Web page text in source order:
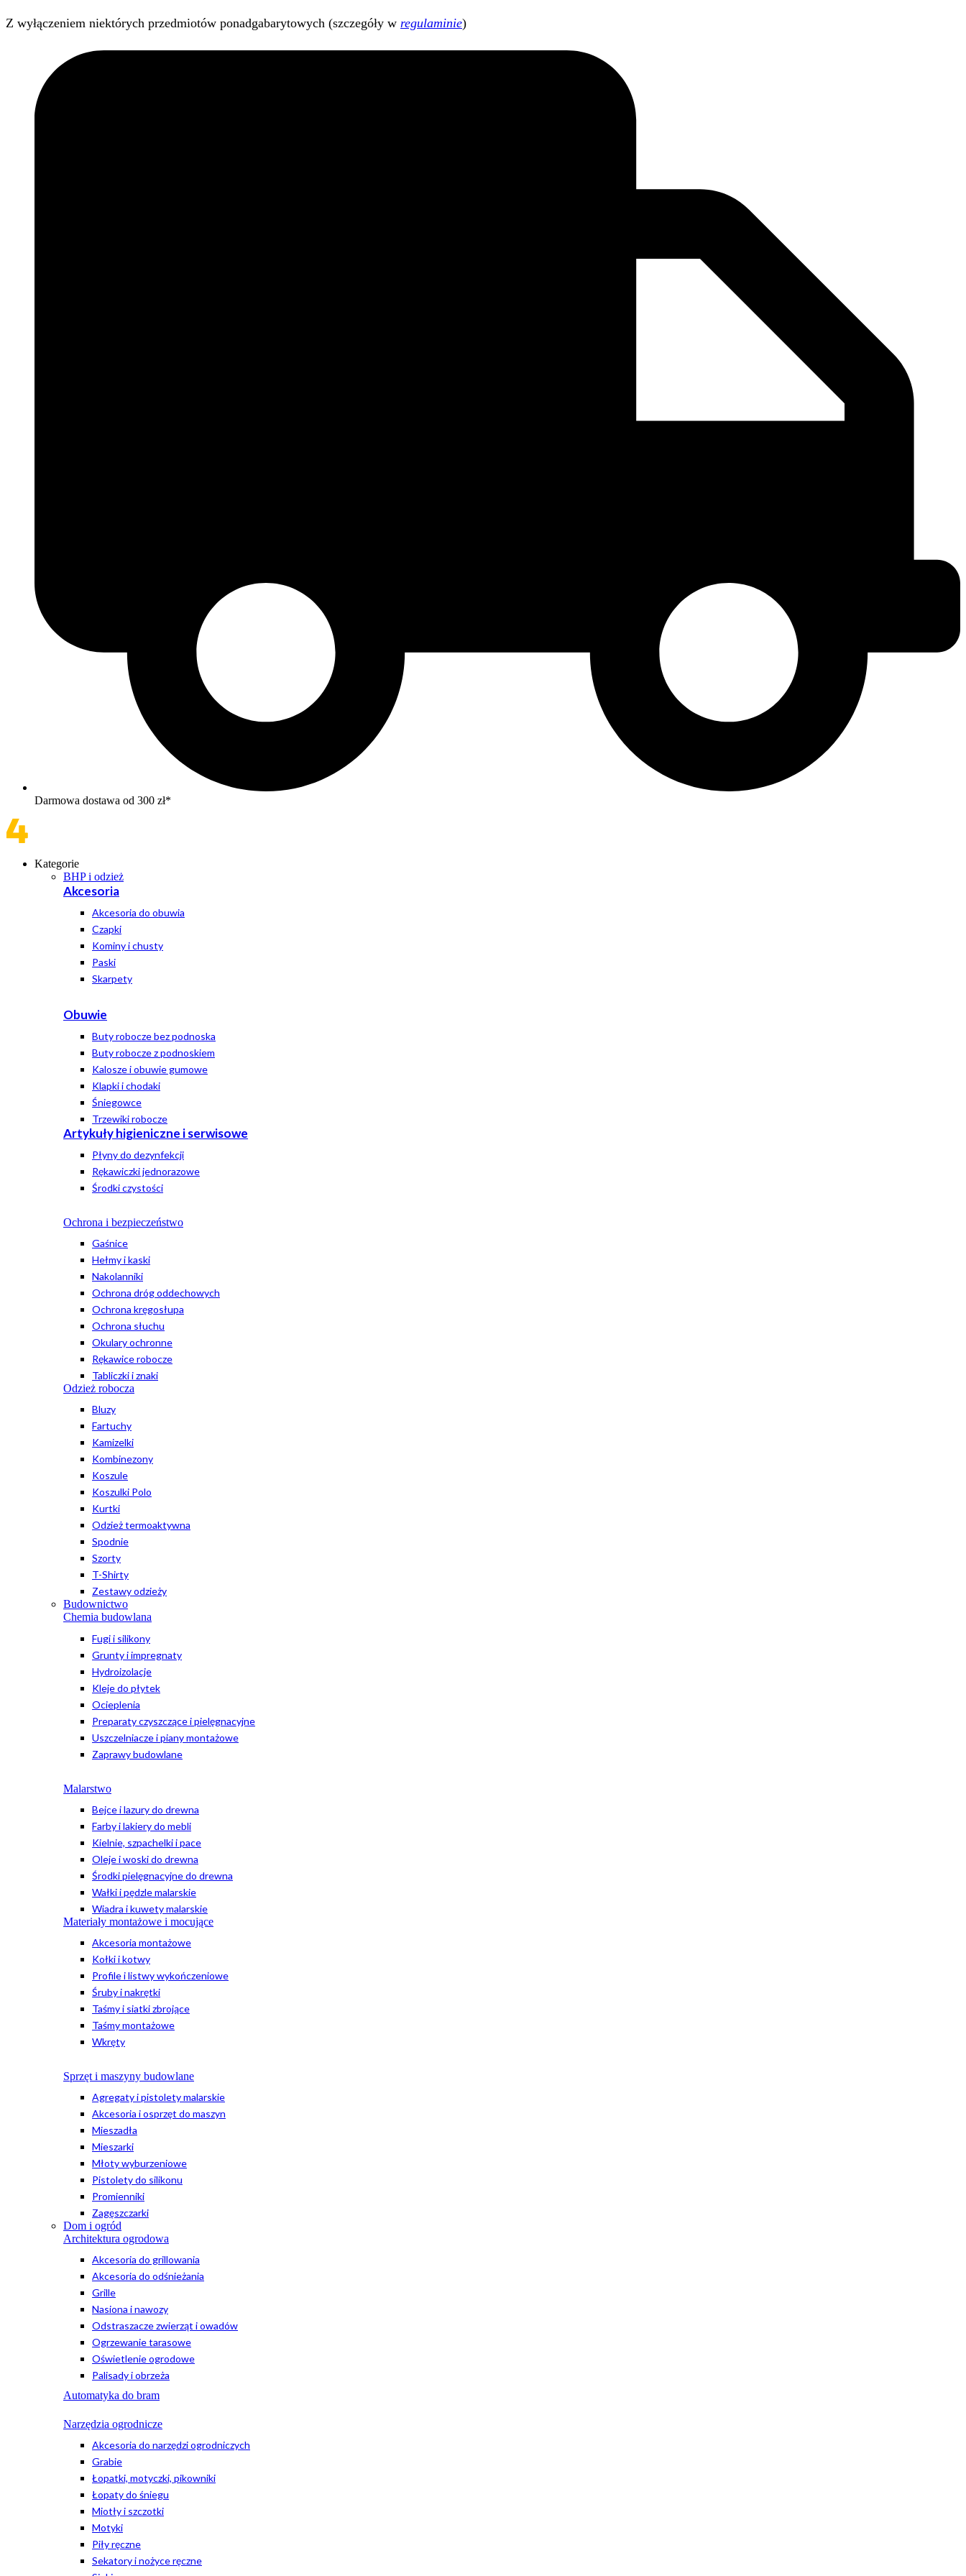
Z wyłączeniem niektórych przedmiotów ponadgabarytowych (szczegóły w regulaminie)
Darmowa dostawa od 300 zł*
Kategorie
BHP i odzież
Akcesoria
Akcesoria do obuwia
Czapki
Kominy i chusty
Paski
Skarpety
Obuwie
Buty robocze bez podnoska
Buty robocze z podnoskiem
Kalosze i obuwie gumowe
Klapki i chodaki
Śniegowce
Trzewiki robocze
Artykuły higieniczne i serwisowe
Płyny do dezynfekcji
Rękawiczki jednorazowe
Środki czystości
Ochrona i bezpieczeństwo
Gaśnice
Hełmy i kaski
Nakolanniki
Ochrona dróg oddechowych
Ochrona kręgosłupa
Ochrona słuchu
Okulary ochronne
Rękawice robocze
Tabliczki i znaki
Odzież robocza
Bluzy
Fartuchy
Kamizelki
Kombinezony
Koszule
Koszulki Polo
Kurtki
Odzież termoaktywna
Spodnie
Szorty
T-Shirty
Zestawy odzieży
Budownictwo
Chemia budowlana
Fugi i silikony
Grunty i impregnaty
Hydroizolacje
Kleje do płytek
Ocieplenia
Preparaty czyszczące i pielęgnacyjne
Uszczelniacze i piany montażowe
Zaprawy budowlane
Malarstwo
Bejce i lazury do drewna
Farby i lakiery do mebli
Kielnie, szpachelki i pace
Oleje i woski do drewna
Środki pielęgnacyjne do drewna
Wałki i pędzle malarskie
Wiadra i kuwety malarskie
Materiały montażowe i mocujące
Akcesoria montażowe
Kołki i kotwy
Profile i listwy wykończeniowe
Śruby i nakrętki
Taśmy i siatki zbrojące
Taśmy montażowe
Wkręty
Sprzęt i maszyny budowlane
Agregaty i pistolety malarskie
Akcesoria i osprzęt do maszyn
Mieszadła
Mieszarki
Młoty wyburzeniowe
Pistolety do silikonu
Promienniki
Zagęszczarki
Dom i ogród
Architektura ogrodowa
Akcesoria do grillowania
Akcesoria do odśnieżania
Grille
Nasiona i nawozy
Odstraszacze zwierząt i owadów
Ogrzewanie tarasowe
Oświetlenie ogrodowe
Palisady i obrzeża
Automatyka do bram
Narzędzia ogrodnicze
Akcesoria do narzędzi ogrodniczych
Grabie
Łopatki, motyczki, pikowniki
Łopaty do śniegu
Miotły i szczotki
Motyki
Piły ręczne
Sekatory i nożyce ręczne